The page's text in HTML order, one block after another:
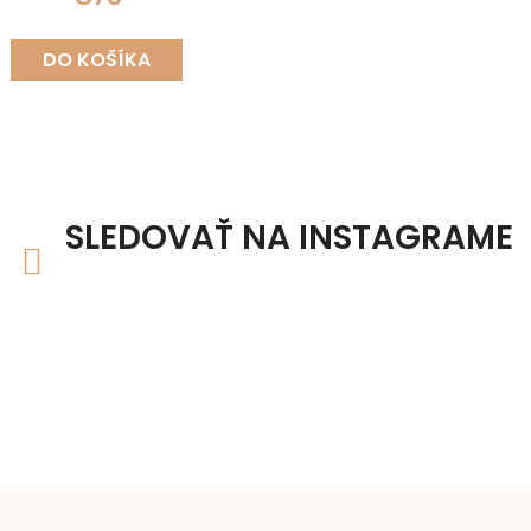
DO KOŠÍKA
SLEDOVAŤ NA INSTAGRAME